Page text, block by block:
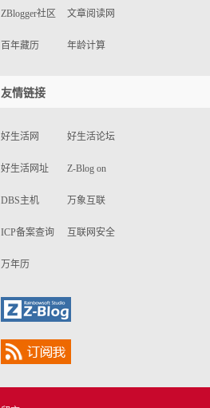
心 博
ZBlogger社区 文章阅读网
百年藏历 年龄计算
友情链接
好生活网 好生活论坛
好生活网址 Z-Blog on
Github
DBS主机 万象互联
ICP备案查询 互联网安全
万年历